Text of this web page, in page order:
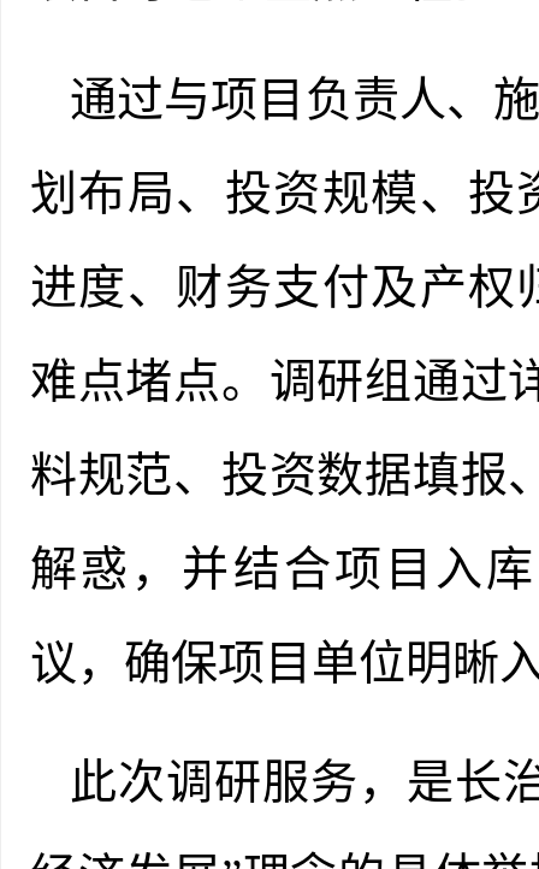
通过与项目负责人、
划布局、 投资规模、投
进度、 财务支付及产权
难点堵点。调研组 通过
料规范、投资数据填报
解惑，并结合项目 入
议，确保项目单位明晰
此次调研服务，是长